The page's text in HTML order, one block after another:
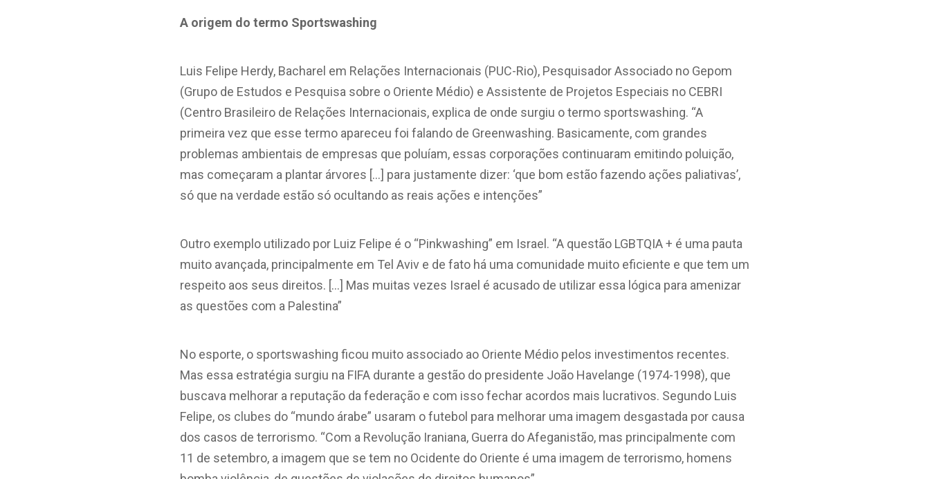
A origem do termo Sportswashing
Luis Felipe Herdy, Bacharel em Relações Internacionais (PUC-Rio), Pesquisador Associado no Gepom
(Grupo de Estudos e Pesquisa sobre o Oriente Médio) e Assistente de Projetos Especiais no CEBRI
(Centro Brasileiro de Relações Internacionais, explica de onde surgiu o termo sportswashing. “A
primeira vez que esse termo apareceu foi falando de Greenwashing. Basicamente, com grandes
problemas ambientais de empresas que poluíam, essas corporações continuaram emitindo poluição,
mas começaram a plantar árvores […] para justamente dizer: ‘que bom estão fazendo ações paliativas’,
só que na verdade estão só ocultando as reais ações e intenções”
Outro exemplo utilizado por Luiz Felipe é o “Pinkwashing” em Israel. “A questão LGBTQIA + é uma pauta
muito avançada, principalmente em Tel Aviv e de fato há uma comunidade muito eficiente e que tem um
respeito aos seus direitos. […] Mas muitas vezes Israel é acusado de utilizar essa lógica para amenizar
as questões com a Palestina”
No esporte, o sportswashing ficou muito associado ao Oriente Médio pelos investimentos recentes.
Mas essa estratégia surgiu na FIFA durante a gestão do presidente João Havelange (1974-1998), que
buscava melhorar a reputação da federação e com isso fechar acordos mais lucrativos. Segundo Luis
Felipe, os clubes do “mundo árabe” usaram o futebol para melhorar uma imagem desgastada por causa
dos casos de terrorismo. “Com a Revolução Iraniana, Guerra do Afeganistão, mas principalmente com
11 de setembro, a imagem que se tem no Ocidente do Oriente é uma imagem de terrorismo, homens